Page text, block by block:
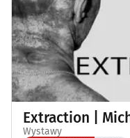
Extraction |
Wystawy